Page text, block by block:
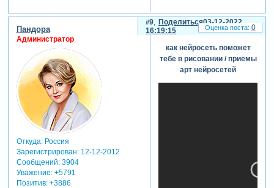
Поделиться
9
03-12-2022
16:19:15
Пандора
Администратор
Откуда:Россия
Зарегистрирован: 12-12-2012
Сообщений:3904
Уважение: +5791
Позитив: +3886
как нейросеть поможет
тебе в рисовании / приёмы
арт нейросетей
0